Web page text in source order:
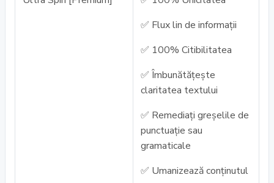
✅ Flux lin de informații
✅ 100% Citibilitatea
✅ Îmbunătățește
claritatea textului
✅ Remediați greșelile de
punctuație sau
gramaticale
✅ Umanizează conținutul